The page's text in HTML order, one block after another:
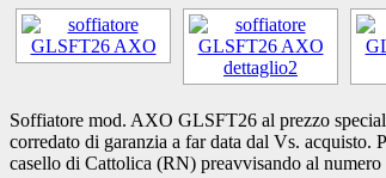
Soffiatore mod. AXO GLSFT26 al prezzo
corredato di garanzia a far data dal Vs.
casello di Cattolica (RN) preavvisando al